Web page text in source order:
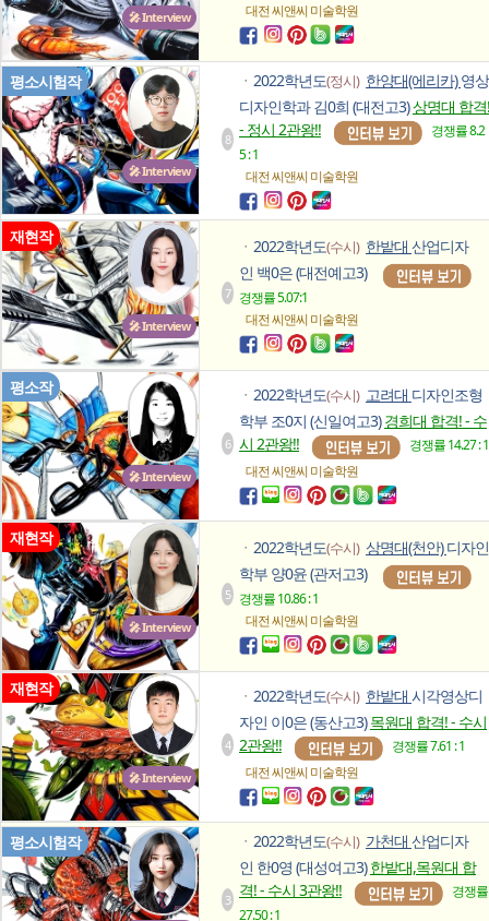
🎤 Interview
대전 씨앤씨미술학원
🎤 Interview
평소시험작
8
ㆍ 2022학년도(정시) 한양대(에리카)영상
디자인학과 김0희 (대전고3)상명대 합격!
- 정시 2관왕!!
경쟁률 8.2
5 : 1
대전 씨앤씨미술학원
🎤 Interview
재현작
7
ㆍ 2022학년도(수시) 한밭대 산업디자
인 백0은 (대전예고3)
경쟁률 5.07:1
대전 씨앤씨미술학원
🎤 Interview
평소작
6
ㆍ 2022학년도(수시) 고려대 디자인조형
학부 조0지 (신일여고3)경희대 합격! - 수
시 2관왕!!
경쟁률 14.27 : 1
대전 씨앤씨미술학원
🎤 Interview
재현작
5
ㆍ 2022학년도(수시) 상명대(천안)디자인
학부 양0윤 (관저고3)
경쟁률 10.86 : 1
대전 씨앤씨미술학원
🎤 Interview
재현작
4
ㆍ 2022학년도(수시) 한밭대 시각영상디
자인 이0은 (동산고3)목원대 합격! - 수시
2관왕!!
경쟁률 7.61 : 1
대전 씨앤씨미술학원
평소시험작
3
ㆍ 2022학년도(수시) 가천대 산업디자
인 한0영 (대성여고3)한밭대,목원대 합
격! - 수시 3관왕!!
경쟁률
27.50 : 1